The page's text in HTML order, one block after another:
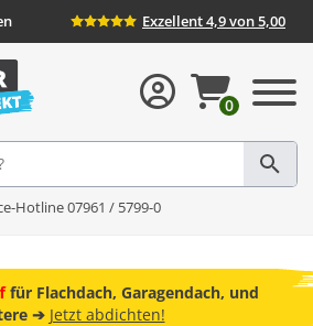
Exzellent 4,9 von
Hotline 07961 / 5799-0
0
für Flachdach, Garagendach, und
➔ Jetzt abdichten!